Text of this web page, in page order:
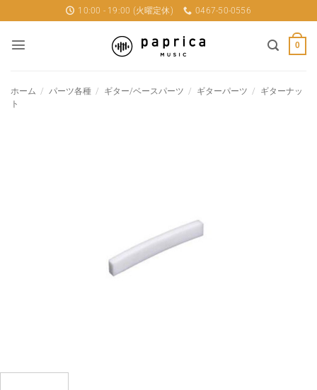
to
content
10:00 - 19:00 (火曜定休) 0467-50-0556
0
ホーム / パーツ各種 / ギター/ベースパーツ / ギターパーツ /
ギターナッ
ト